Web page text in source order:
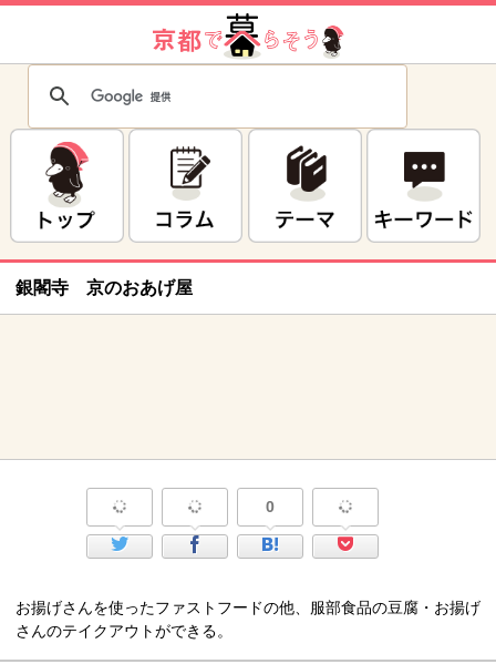
銀閣寺 京のおあげ屋
0
お揚げさんを使ったファストフードの他、服部食品の豆腐・お揚げ
さんのテイクアウトができる。